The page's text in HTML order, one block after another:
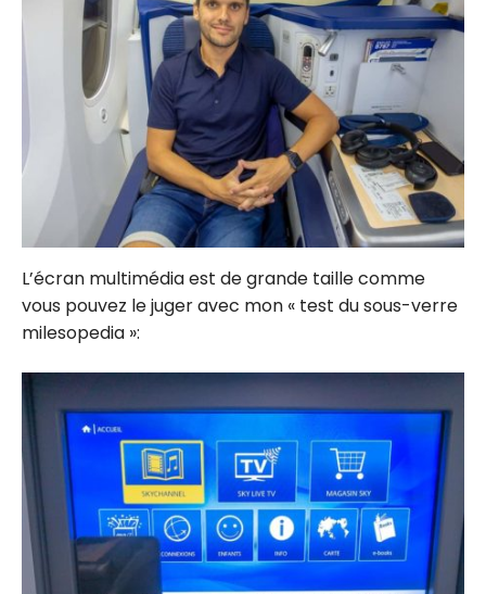
L’écran multimédia est de grande taille comme
vous pouvez le juger avec mon « test du sous-verre
milesopedia »: